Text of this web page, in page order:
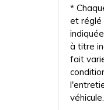
*
et réglé
à titre
fait
véhicule.